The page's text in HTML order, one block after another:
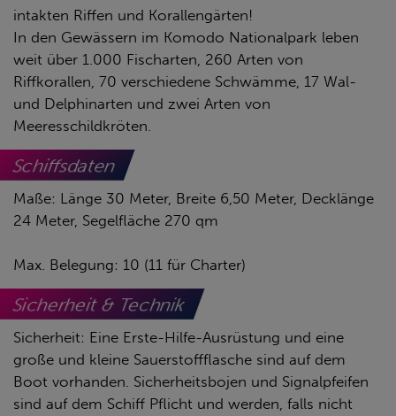
intakten Riffen und Korallengärten!
In den Gewässern im Komodo Nationalpark leben
weit über 1.000 Fischarten, 260 Arten von
Riffkorallen, 70 verschiedene Schwämme, 17 Wal-
und Delphinarten und zwei Arten von
Meeresschildkröten.
Schiffsdaten
Maße: Länge 30 Meter, Breite 6,50 Meter, Decklänge
24 Meter, Segelfläche 270 qm
Max. Belegung: 10 (11 für Charter)
Sicherheit & Technik
Sicherheit: Eine Erste-Hilfe-Ausrüstung und eine
große und kleine Sauerstoffflasche sind auf dem
Boot vorhanden. Sicherheitsbojen und Signalpfeifen
sind auf dem Schiff Pflicht und werden, falls nicht